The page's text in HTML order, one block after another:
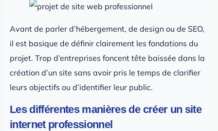
Avant de parler d’hébergement, de design ou de SEO,
il est basique de définir clairement les fondations du
projet. Trop d’entreprises foncent tête baissée dans la
création d’un site sans avoir pris le temps de clarifier
leurs objectifs ou d’identifier leur public.
Les différentes manières de créer un site
internet professionnel